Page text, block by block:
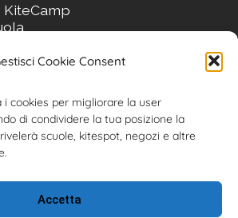
Cookie Consent
cookies per migliorare la user
di condividere la tua posizione la
scuole, kitespot, negozi e altre
Accetta
KiteCamp